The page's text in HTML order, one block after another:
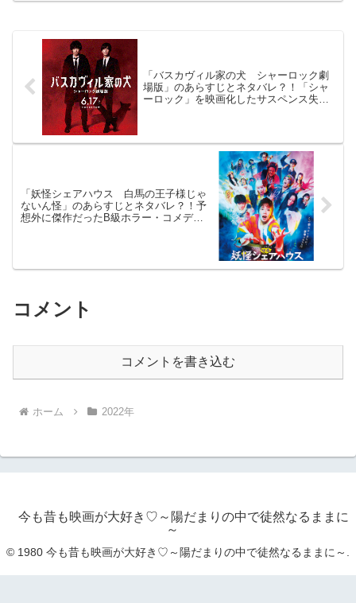
「バスカヴィル家の犬 シャーロック劇
場版」のあらすじとネタバレ？！「シャ
ーロック」を映画化したサスペンス失敗
「妖怪シェアハウス 白馬の王子様じゃ
ないん怪」のあらすじとネタバレ？！予
想外に傑作だったB級ホラー・コメデ
コメント
コメントを書き込む
ホーム 2022年
今も昔も映画が大好き♡～陽だまりの中で徒然なるままに
～
© 1980 今も昔も映画が大好き♡～陽だまりの中で徒然なるままに～.